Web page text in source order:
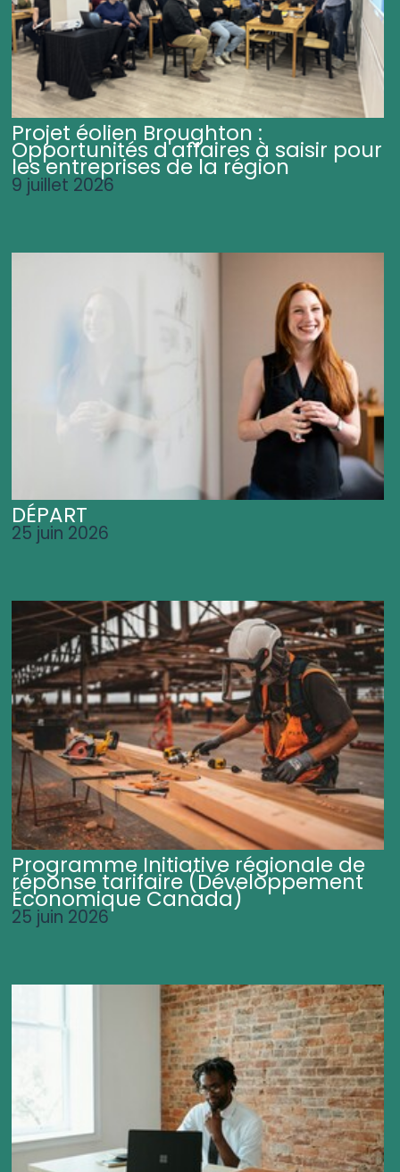
Projet éolien Broughton :
Opportunités d'affaires à saisir pour
les entreprises de la région
9 juillet 2026
DÉPART
25 juin 2026
Programme Initiative régionale de
réponse tarifaire (Développement
Économique Canada)
25 juin 2026